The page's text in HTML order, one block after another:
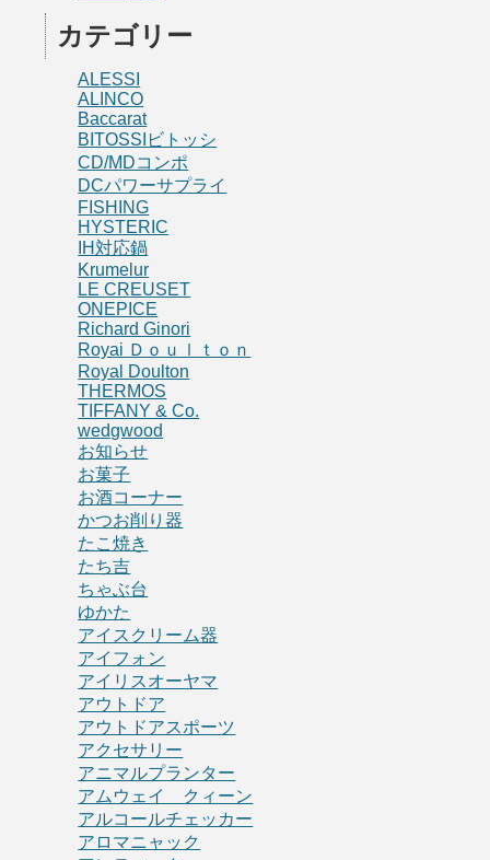
カテゴリー
ALESSI
ALINCO
Baccarat
BITOSSIビトッシ
CD/MDコンポ
DCパワーサプライ
FISHING
HYSTERIC
IH対応鍋
Krumelur
LE CREUSET
ONEPICE
Richard Ginori
Royai Ｄｏｕｌｔｏｎ
Royal Doulton
THERMOS
TIFFANY & Co.
wedgwood
お知らせ
お菓子
お酒コーナー
かつお削り器
たこ焼き
たち吉
ちゃぶ台
ゆかた
アイスクリーム器
アイフォン
アイリスオーヤマ
アウトドア
アウトドアスポーツ
アクセサリー
アニマルプランター
アムウェイ クィーン
アルコールチェッカー
アロマニャック